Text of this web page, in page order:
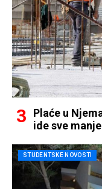
Plaće u
ide sve
STUDENTSKE NOVOSTI